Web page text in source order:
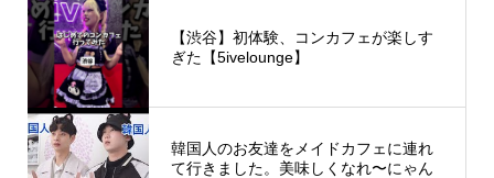
【渋谷】初体験、コンカフェが楽しす
ぎた【5ivelounge】
韓国人のお友達をメイドカフェに連れ
て行きました。美味しくなれ〜にゃん